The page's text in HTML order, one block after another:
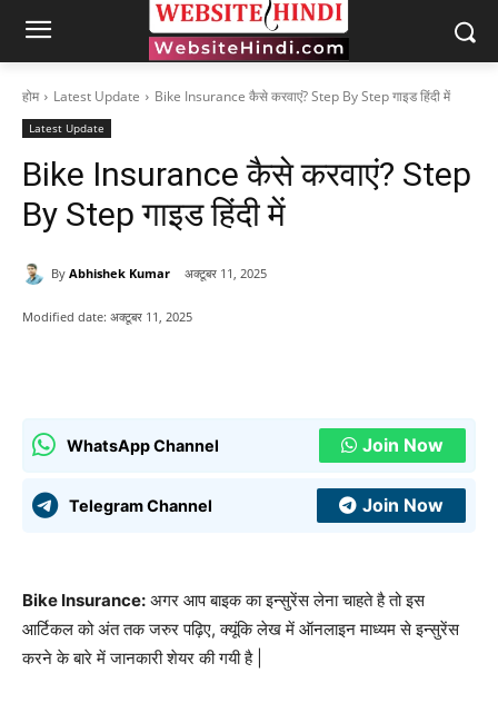
होम Latest Update Bike Insurance कैसे करवाएं? Step By Step गाइड हिंदी में
Latest Update
Bike Insurance कैसे करवाएं? Step
By Step गाइड हिंदी में
By Abhishek Kumar अक्टूबर 11, 2025
Modified date: अक्टूबर 11, 2025
WhatsApp Channel Join Now
Telegram Channel Join Now
Bike Insurance: अगर आप बाइक का इन्सुरेंस लेना चाहते है तो इस
आर्टिकल को अंत तक जरुर पढ़िए, क्यूंकि लेख में ऑनलाइन माध्यम से इन्सुरेंस
करने के बारे में जानकारी शेयर की गयी है |